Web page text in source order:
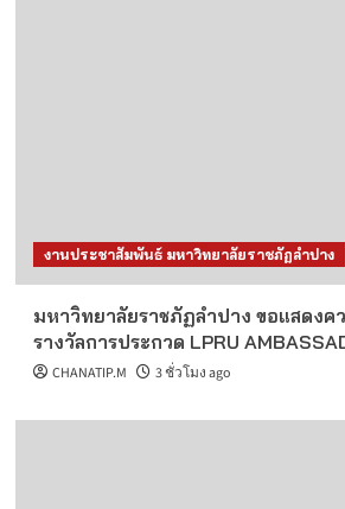
งานประชาสัมพันธ์ มหาวิทยาลัยราชภัฏลำปาง
มหาวิทยาลัยราชภัฏลำปาง ขอแสดง
รางวัลการประกวด LPRU
CHANATIP.M 3 ชั่วโมง ago